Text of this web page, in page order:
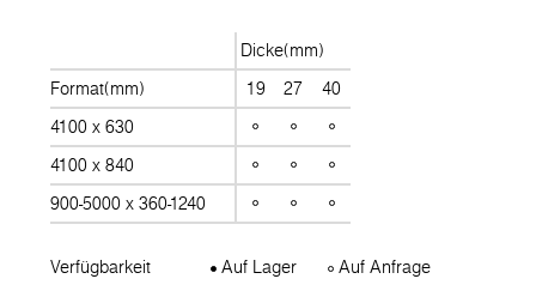
Dicke(mm)
Format(mm)
19 27
40
4100 x 630
4100 x 840
900-5000 x 360-1240
Verfügbarkeit Auf Lager Auf Anfrage